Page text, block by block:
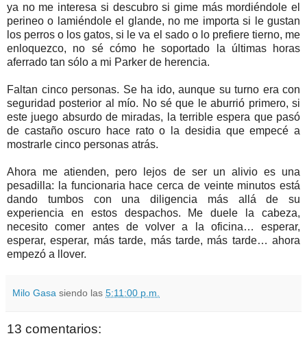
ya no me interesa si descubro si gime más mordiéndole el
perineo o lamiéndole el glande, no me importa si le gustan
los perros o los gatos, si le va el sado o lo prefiere tierno, me
enloquezco, no sé cómo he soportado la últimas horas
aferrado tan sólo a mi Parker de herencia.
Faltan cinco personas. Se ha ido, aunque su turno era con
seguridad posterior al mío. No sé que le aburrió primero, si
este juego absurdo de miradas, la terrible espera que pasó
de castaño oscuro hace rato o la desidia que empecé a
mostrarle cinco personas atrás.
Ahora me atienden, pero lejos de ser un alivio es una
pesadilla: la funcionaria hace cerca de veinte minutos está
dando tumbos con una diligencia más allá de su
experiencia en estos despachos. Me duele la cabeza,
necesito comer antes de volver a la oficina… esperar,
esperar, esperar, más tarde, más tarde, más tarde… ahora
empezó a llover.
Milo Gasa siendo las 5:11:00 p.m.
13 comentarios: